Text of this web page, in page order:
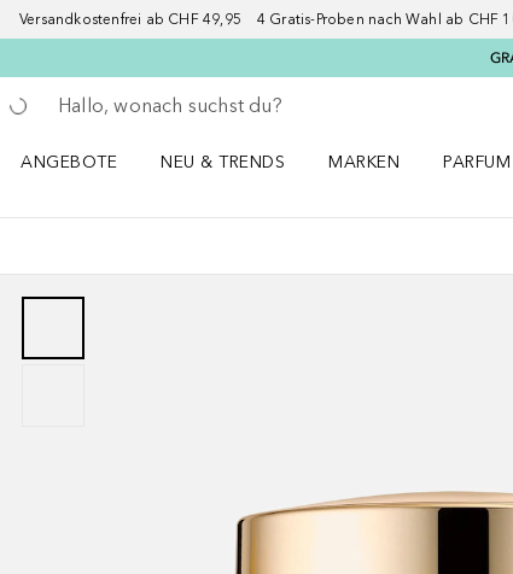
Versandkostenfrei ab CHF 49,95 4 Gratis-Proben nach Wahl ab CHF
Gehe zurück
Suche ausführen
ANGEBOTE
NEU & TRENDS
MARKEN
PARFUM